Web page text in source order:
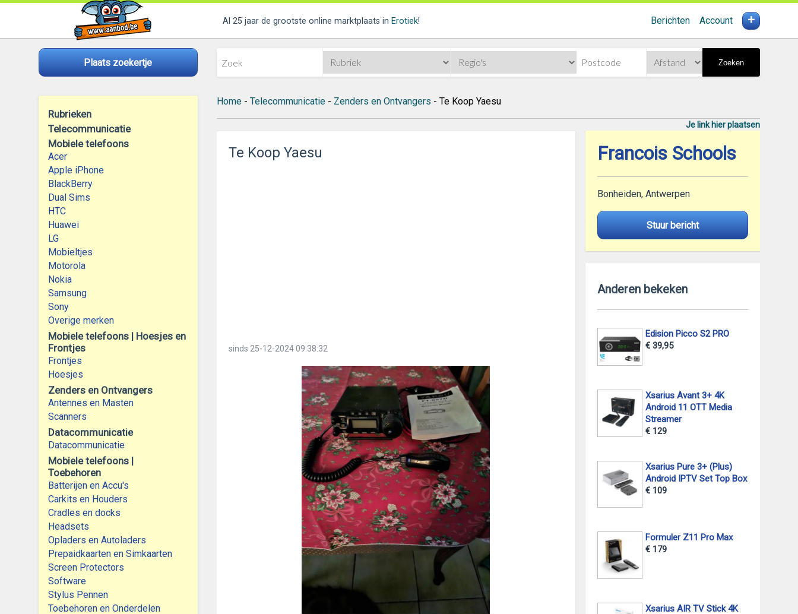
Al 25 jaar de grootste online marktplaats in Erotiek! Berichten Account +
Plaats zoekertje Zoeken
Rubrieken
Telecommunicatie
Mobiele telefoons
Acer
Apple iPhone
BlackBerry
Dual Sims
HTC
Huawei
LG
Mobieltjes
Motorola
Nokia
Samsung
Sony
Overige merken
Mobiele telefoons | Hoesjes en
Frontjes
Frontjes
Hoesjes
Zenders en Ontvangers
Antennes en Masten
Scanners
Datacommunicatie
Datacommunicatie
Mobiele telefoons |
Toebehoren
Batterijen en Accu's
Carkits en Houders
Cradles en docks
Headsets
Opladers en Autoladers
Prepaidkaarten en Simkaarten
Screen Protectors
Software
Stylus Pennen
Toebehoren en Onderdelen
Home- Telecommunicatie- Zenders en Ontvangers - Te Koop Yaesu
Je link hier plaatsen
Te Koop Yaesu
sinds 25-12-2024 09:38:32
Francois Schools
Bonheiden, Antwerpen
Stuur bericht
Anderen bekeken
Edision Picco S2 PRO
€ 39,95
Xsarius Avant 3+ 4K
Android 11 OTT Media
Streamer
€ 129
Xsarius Pure 3+ (Plus)
Android IPTV Set Top Box
€ 109
Formuler Z11 Pro Max
€ 179
Xsarius AIR TV Stick 4K